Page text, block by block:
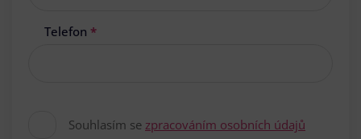
Telefon *
Souhlasím se zpracováním osobních údajů